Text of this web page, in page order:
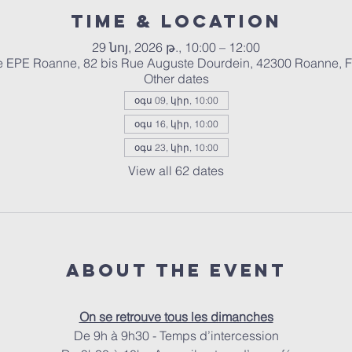
Time & Location
29 նոյ, 2026 թ., 10:00 – 12:00
EPE Roanne, 82 bis Rue Auguste Dourdein, 42300 Roanne,
Other dates
օգս 09, կիր, 10:00
օգս 16, կիր, 10:00
օգս 23, կիր, 10:00
View all 62 dates
About the event
On se retrouve tous les dimanches
De 9h à 9h30 - Temps d’intercession